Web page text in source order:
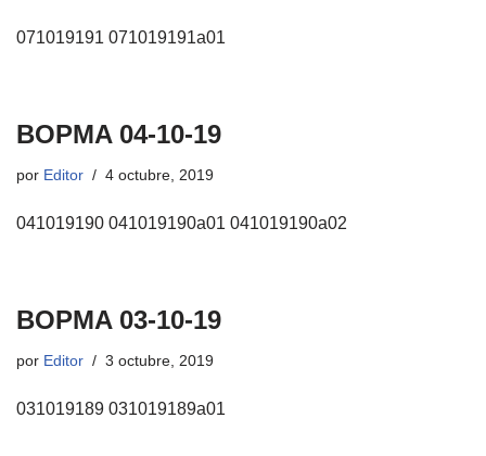
071019191 071019191a01
BOPMA 04-10-19
por Editor 4 octubre, 2019
041019190 041019190a01 041019190a02
BOPMA 03-10-19
por Editor 3 octubre, 2019
031019189 031019189a01